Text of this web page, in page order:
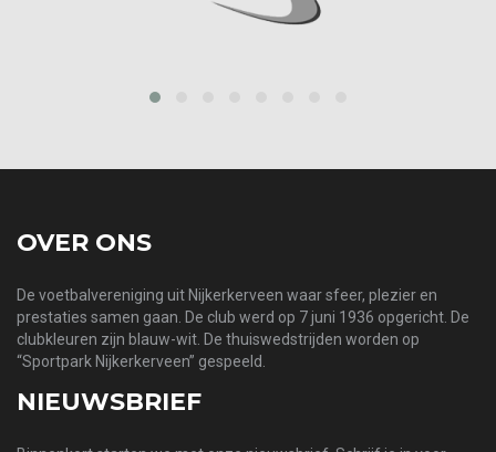
OVER ONS
De voetbalvereniging uit Nijkerkerveen waar sfeer, plezier en
prestaties samen gaan. De club werd op 7 juni 1936 opgericht. De
clubkleuren zijn blauw-wit. De thuiswedstrijden worden op
“Sportpark Nijkerkerveen” gespeeld.
NIEUWSBRIEF